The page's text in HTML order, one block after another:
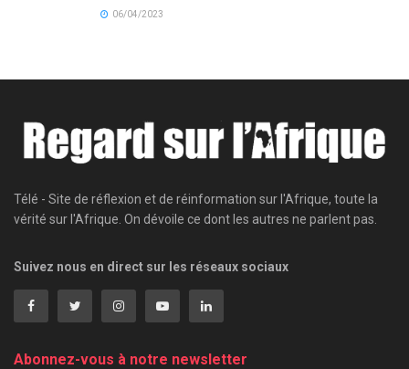
06/04/2023
Télé - Site de réflexion et de réinformation sur l'Afrique, toute la
vérité sur l'Afrique. On dévoile ce dont les autres ne parlent pas.
Suivez nous en direct sur les réseaux sociaux
Abonnez-vous à notre newsletter